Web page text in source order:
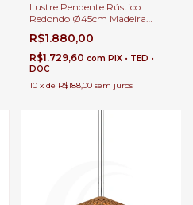
Lustre Pendente Rústico
Redondo Ø45cm Madeira
Natural 1x E-27 Cúpula Bege
Para Sala de Estar e Jantar |
Linha Carimbó
R$1.880,00
R$1.729,60 com PIX • TED •
DOC
10 x de R$188,00 sem juros